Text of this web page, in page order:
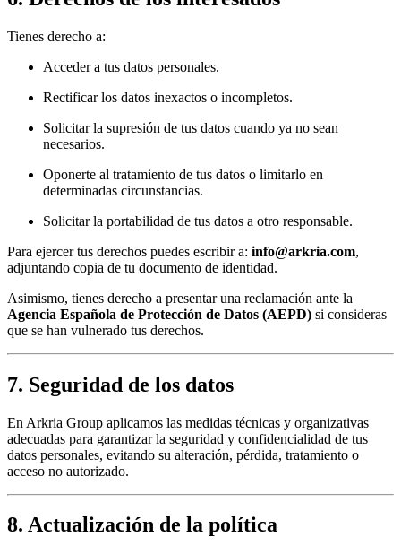
Tienes derecho a:
Acceder a tus datos personales.
Rectificar los datos inexactos o incompletos.
Solicitar la supresión de tus datos cuando ya no sean
necesarios.
Oponerte al tratamiento de tus datos o limitarlo en
determinadas circunstancias.
Solicitar la portabilidad de tus datos a otro responsable.
Para ejercer tus derechos puedes escribir a: info@arkria.com,
adjuntando copia de tu documento de identidad.
Asimismo, tienes derecho a presentar una reclamación ante la
Agencia Española de Protección de Datos (AEPD) si consideras
que se han vulnerado tus derechos.
7. Seguridad de los datos
En Arkria Group aplicamos las medidas técnicas y organizativas
adecuadas para garantizar la seguridad y confidencialidad de tus
datos personales, evitando su alteración, pérdida, tratamiento o
acceso no autorizado.
8. Actualización de la política